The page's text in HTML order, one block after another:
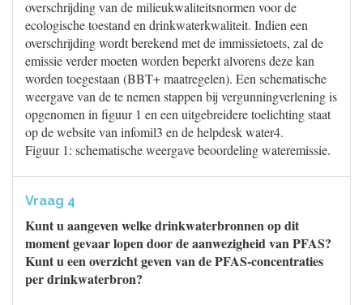
overschrijding van de milieukwaliteitsnormen voor de
ecologische toestand en drinkwaterkwaliteit. Indien een
overschrijding wordt berekend met de immissietoets, zal de
emissie verder moeten worden beperkt alvorens deze kan
worden toegestaan (BBT+ maatregelen). Een schematische
weergave van de te nemen stappen bij vergunningverlening is
opgenomen in figuur 1 en een uitgebreidere toelichting staat
op de website van infomil3 en de helpdesk water4.
Figuur 1: schematische weergave beoordeling wateremissie.
Vraag 4
Kunt u aangeven welke drinkwaterbronnen op dit
moment gevaar lopen door de aanwezigheid van PFAS?
Kunt u een overzicht geven van de PFAS-concentraties
per drinkwaterbron?